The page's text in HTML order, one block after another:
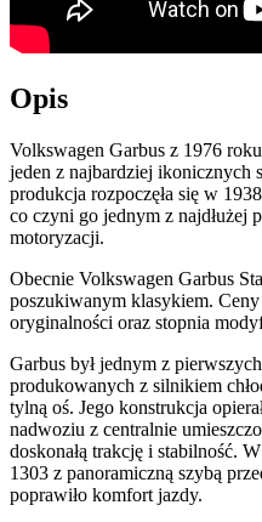
Opis
Volkswagen Garbus z 1976
jeden z najbardziej ikonicznych
produkcja rozpoczęła się w
co czyni go jednym z najdłużej
motoryzacji.​
Obecnie Volkswagen Garbus
poszukiwanym klasykiem.
oryginalności oraz stopnia
Garbus był jednym z
produkowanych z silnikiem
tylną oś. Jego konstrukcja
nadwoziu z centralnie
doskonałą trakcję i stabilność.
1303 z panoramiczną szybą
poprawiło komfort jazdy.